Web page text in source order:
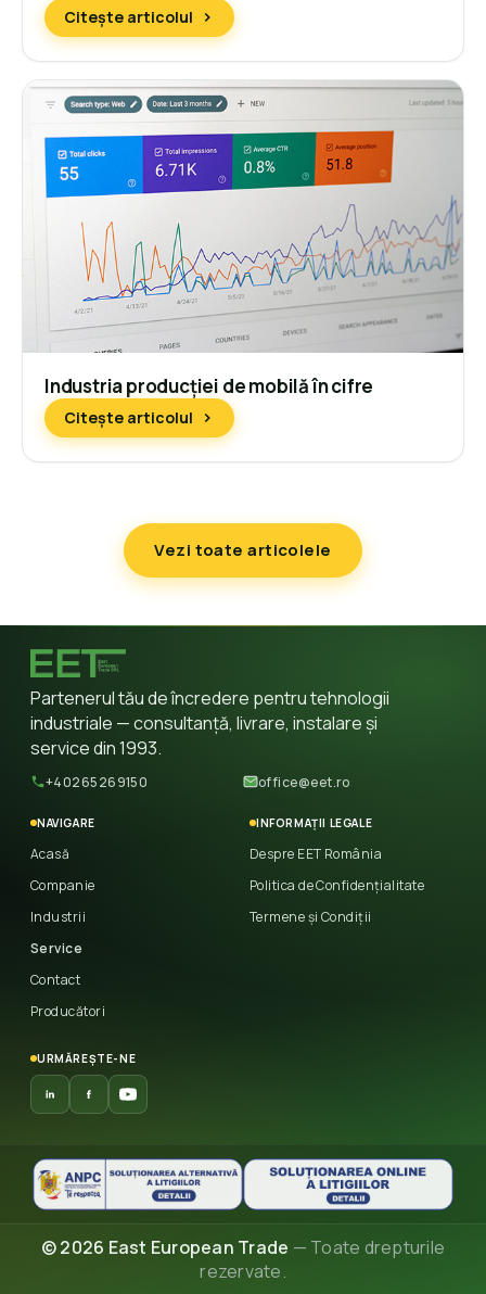
Citește articolul
Industria producției de mobilă în cifre
Citește articolul
Vezi toate articolele
Partenerul tău de încredere pentru tehnologii
industriale — consultanță, livrare, instalare și
service din 1993.
+40265269150 office@eet.ro
NAVIGARE
Acasă
Companie
Industrii
Service
Contact
Producători
INFORMAȚII LEGALE
Despre EET România
Politica de Confidențialitate
Termene și Condiții
URMĂREȘTE-NE
© 2026 East European Trade — Toate drepturile
rezervate.